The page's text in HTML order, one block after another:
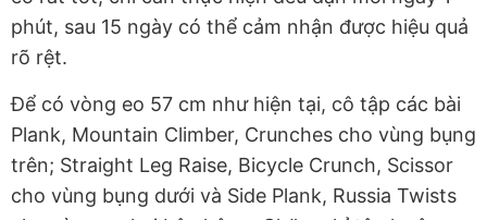
phút, sau 15 ngày có thể cảm nhận được hiệu quả
rõ rệt.
Để có vòng eo 57 cm như hiện tại, cô tập các bài
Plank, Mountain Climber, Crunches cho vùng bụng
trên; Straight Leg Raise, Bicycle Crunch, Scissor
cho vùng bụng dưới và Side Plank, Russia Twists